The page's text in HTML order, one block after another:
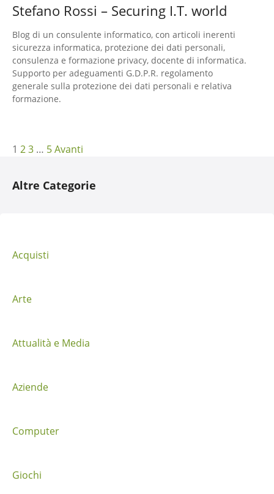
Stefano Rossi – Securing I.T. world
Blog di un consulente informatico, con articoli inerenti
sicurezza informatica, protezione dei dati personali,
consulenza e formazione privacy, docente di informatica.
Supporto per adeguamenti G.D.P.R. regolamento
generale sulla protezione dei dati personali e relativa
formazione.
N
a
g
z
o
n
t
a
1 23 … 5Avanti
Altre Categorie
Acquisti
Arte
Attualità e Media
Aziende
Computer
Giochi